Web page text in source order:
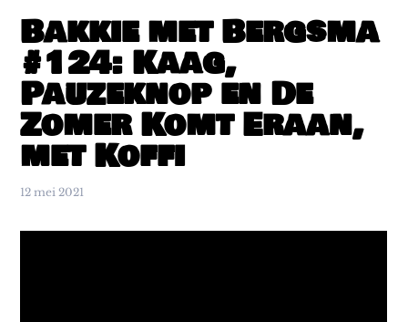
Bakkie met Bergsma
#124: Kaag,
Pauzeknop en De
Zomer Komt Eraan,
met Koffi
12 mei 2021